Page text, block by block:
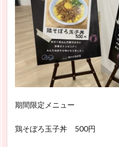
期間限定メニュー
鶏そぼろ玉子丼 500円